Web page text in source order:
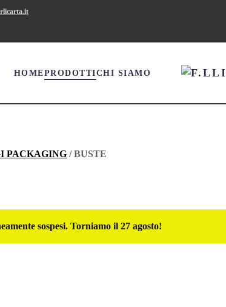
HOMEPRODOTTICHI SIAMO
PACKAGING / BUSTE
sospesi. Torniamo il 27 agosto!